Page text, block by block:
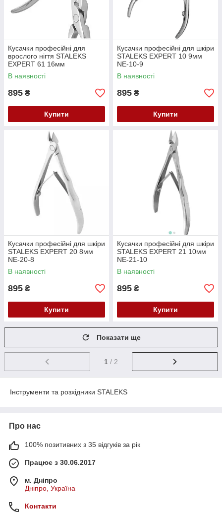
Кусачки професійні для
врослого нігтя STALEKS
EXPERT 61 16мм
В наявності
895 ₴
Купити
Кусачки професійні для шкіри
STALEKS EXPERT 10 9мм
NE-10-9
В наявності
895 ₴
Купити
Кусачки професійні для шкіри
STALEKS EXPERT 20 8мм
NE-20-8
В наявності
895 ₴
Купити
Кусачки професійні для шкіри
STALEKS EXPERT 21 10мм
NE-21-10
В наявності
895 ₴
Купити
Показати ще
1 / 2
Інструменти та розхідники STALEKS
Про нас
100% позитивних з 35 відгуків за рік
Працює з 30.06.2017
м. Дніпро
Дніпро, Україна
Контакти